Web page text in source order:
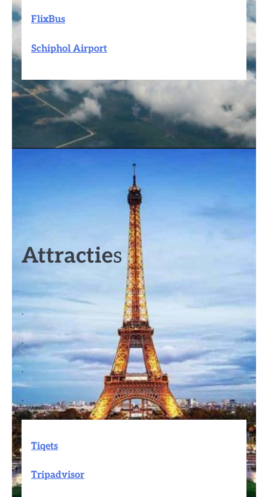
FlixBus
Schiphol Airport
Attracties
.
.
.
.
Tiqets
Tripadvisor